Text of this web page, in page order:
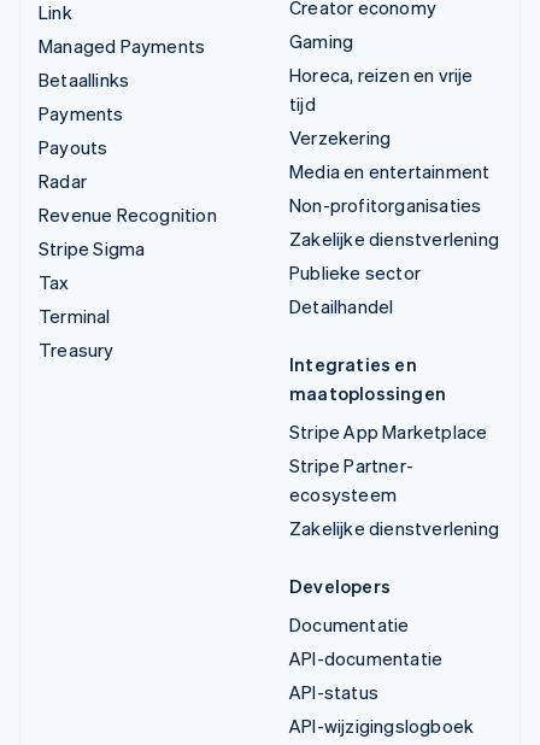
Link
Managed Payments
Betaallinks
Payments
Payouts
Radar
Revenue Recognition
Stripe Sigma
Tax
Terminal
Treasury
Creator economy
Gaming
Horeca, reizen en vrije
tijd
Verzekering
Media en entertainment
Non-profitorganisaties
Zakelijke dienstverlening
Publieke sector
Detailhandel
Integraties en
maatoplossingen
Stripe App Marketplace
Stripe Partner-
ecosysteem
Zakelijke dienstverlening
Developers
Documentatie
API-documentatie
API-status
API-wijzigingslogboek